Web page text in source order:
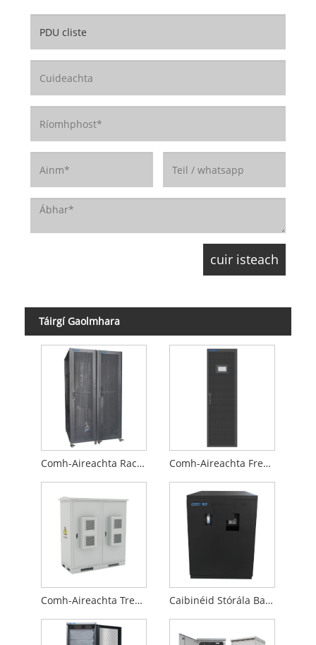
Táirgí Gaolmhara
Comh-Aireachta Raca Líonra TF Comh-Aireachta Freastalaí Raca 42U
Comh-Aireachta Trealamh Lasmuigh Caibinéid Stórála Battery